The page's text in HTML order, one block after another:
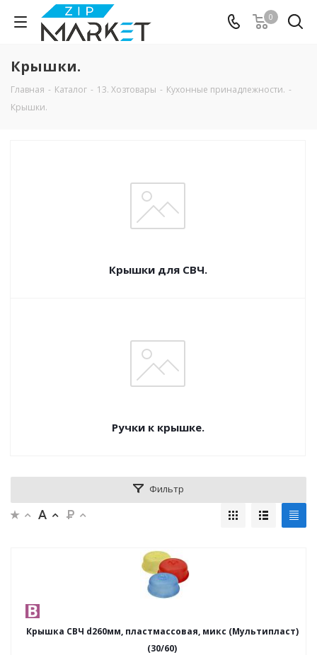
0
Крышки.
Главная - Каталог - 13. Хозтовары - Кухонные принадлежности. -
Крышки.
Крышки для СВЧ.
Ручки к крышке.
Фильтр
Крышка СВЧ d260мм, пластмассовая, микс (Мультипласт)
(30/60)